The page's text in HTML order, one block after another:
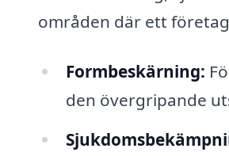
områden där ett
Formbeskärning:
den övergripande